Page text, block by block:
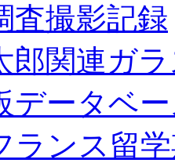
査撮影記録
郎関連ガ
データベ
ランス留